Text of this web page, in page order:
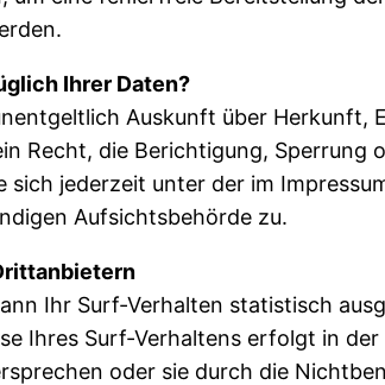
Ihrer Daten?
Auskunft über
Recht, die Berichtigung,
jederzeit unter der im
Aufsichtsbehörde zu.
Ihr Surf-Verhalten statistisch
Ihres Surf-Verhaltens erfolgt in
oder sie durch die